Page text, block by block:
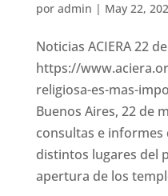
por admin | May 22,
Noticias ACIERA 22
https://
religiosa-es-mas-
Buenos Aires, 22 de
consultas e informes
distintos lugares del
apertura de los